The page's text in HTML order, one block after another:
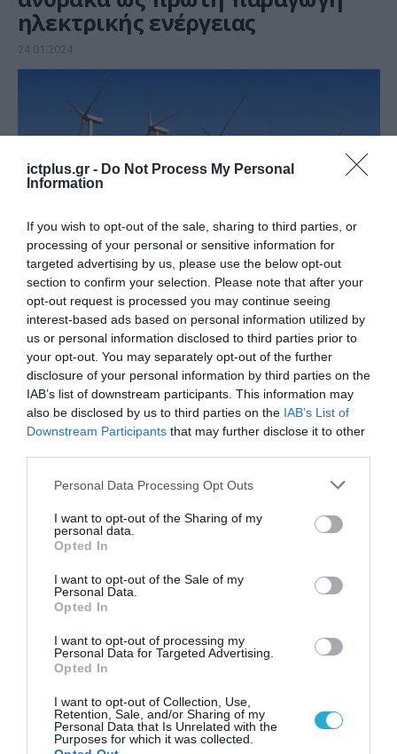
ictplus.gr - Do Not Process My Personal
Information
If you wish to opt-out of the sale, sharing to third parties, or
processing of your personal or sensitive information for
targeted advertising by us, please use the below opt-out
section to confirm your selection. Please note that after your
opt-out request is processed you may continue seeing
interest-based ads based on personal information utilized by
us or personal information disclosed to third parties prior to
your opt-out. You may separately opt-out of the further
disclosure of your personal information by third parties on the
IAB’s list of downstream participants. This information may
also be disclosed by us to third parties on the IAB’s List of
Downstream Participants that may further disclose it to other
Please note that this website/app uses one or more Google
not limited to your visit or usage behaviour. You may click to
grant or deny consent to Google and its third-party tags to
use your data for below specified purposes in below Google
consent section.
Personal Data Processing Opt Outs
I want to opt-out of the Sharing of my
personal data.
Opted In
I want to opt-out of the Sale of my
Personal Data.
Opted In
I want to opt-out of processing my
Personal Data for Targeted Advertising.
Opted In
I want to opt-out of Collection, Use,
Retention, Sale, and/or Sharing of my
Personal Data that Is Unrelated with the
Purposes for which it was collected.
ηλεκτρικής ενέργειας
24.01.2024
ΕΡΕΥΝΑ & ΚΑΙΝΟΤΟΜΙΑ
100 δις Ευρώ σε ρεύμα
εξοικονόμησαν οι ευρωπαίοι
λόγω ΑΠΕ
19.09.2023
ΕΝΕΡΓΕΙΑ
Διεθνή Οργανισμό Ενέργειας για
την Ελλάδα